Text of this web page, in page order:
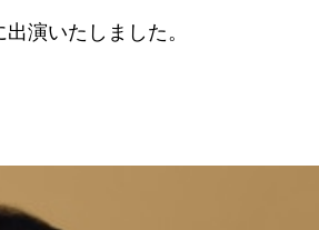
演いたしました。